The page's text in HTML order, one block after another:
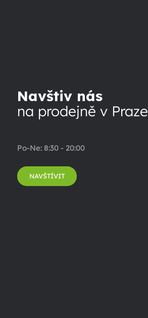
Navštiv nás
na prodejně v Praze
Po-Ne: 8:30 - 20:00
NAVŠTÍVIT